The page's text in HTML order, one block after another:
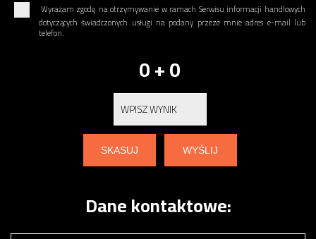
Wyrażam zgodę na otrzymywanie w ramach Serwisu informacji handlowych
dotyczących świadczonych usługi na podany przeze mnie adres e-mail lub
telefon.
0 + 0
Dane kontaktowe: